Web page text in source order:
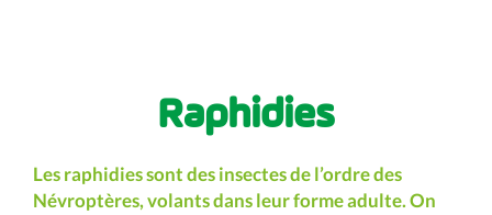
Raphidies
Les raphidies sont des insectes de l’ordre des
Névroptères, volants dans leur forme adulte. On